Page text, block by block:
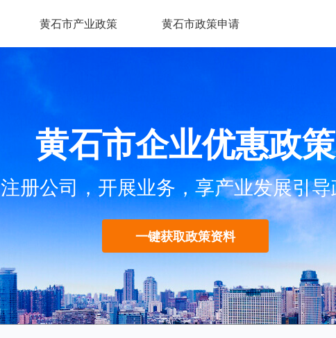
黄石市产业政策 黄石市政策申请
黄石市企业优惠政策
注册公司，开展业务，享产业发展引
一键获取政策资料